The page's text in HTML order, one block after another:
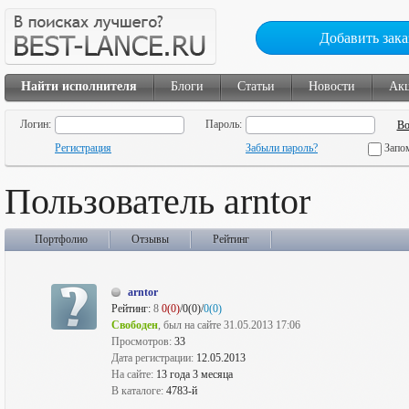
Добавить
Найти исполнителя Блоги Статьи Новости
Логин:
Пароль:
Регистрация
Забыли пароль?
Пользователь arntor
Портфолио Отзывы Рейтинг
arntor
Рейтинг: 8 0(0)/0(0)/0(0)
Свободен, был на сайте 31.05.2013 17:06
Просмотров: 33
Дата регистрации: 12.05.2013
На сайте: 13 года 3 месяца
В каталоге: 4783-й